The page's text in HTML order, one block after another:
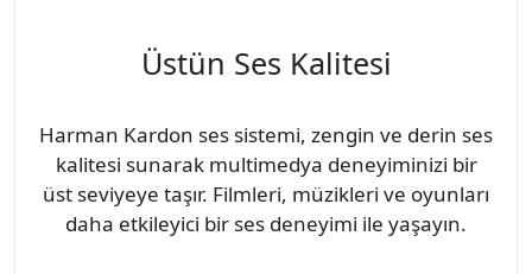
Üstün Ses Kalitesi
Harman Kardon ses sistemi, zengin ve derin ses
kalitesi sunarak multimedya deneyiminizi bir
üst seviyeye taşır. Filmleri, müzikleri ve oyunları
daha etkileyici bir ses deneyimi ile yaşayın.